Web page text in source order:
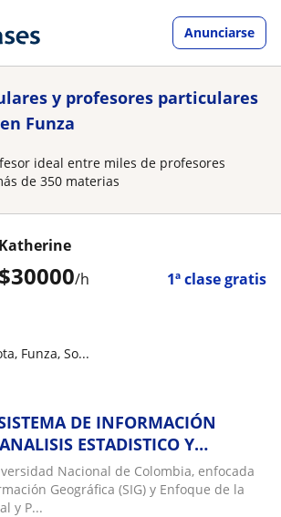
Anunciarse
y profesores particulares
Funza
ideal entre miles de profesores
de 350 materias
$30000/h 1ª clase gratis
Katherine
Funza, So...
DE INFORMACIÓN
ESTADISTICO Y
MONOGRAFICA
Nacional de Colombia, enfocada
Geográfica (SIG) y Enfoque de la
y P...